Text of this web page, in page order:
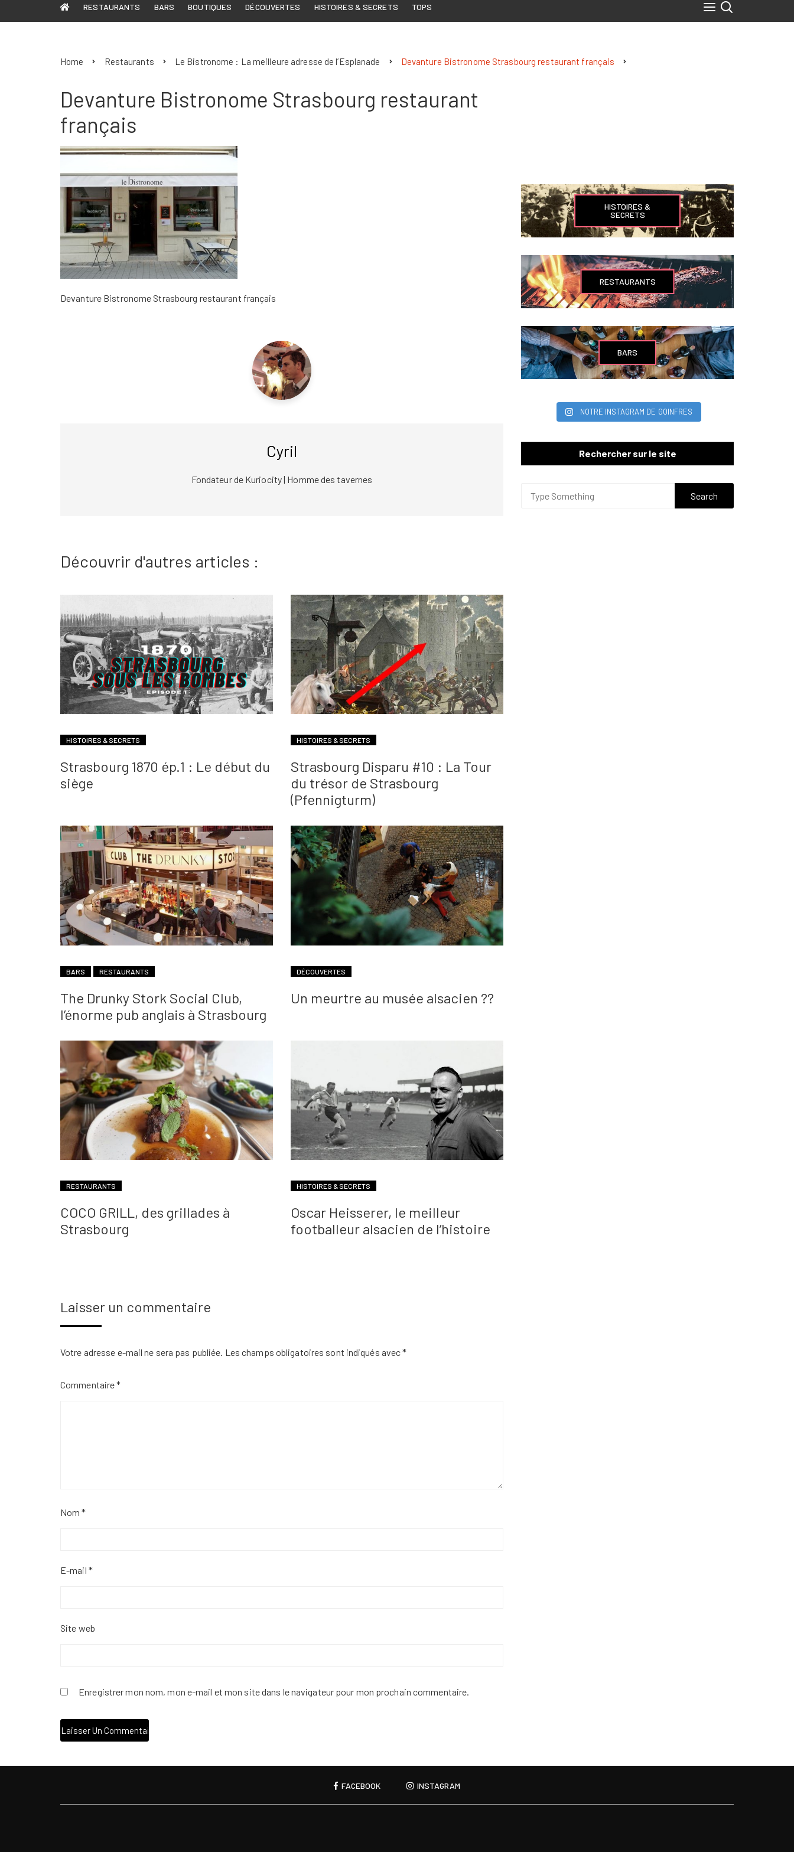
RESTAURANTS BARS BOUTIQUES DÉCOUVERTES HISTOIRES & SECRETS TOPS
Home Restaurants Le Bistronome : La meilleure adresse de l’Esplanade Devanture Bistronome Strasbourg restaurant français
Devanture Bistronome Strasbourg restaurant
français
Devanture Bistronome Strasbourg restaurant français
Cyril
Fondateur de Kuriocity | Homme des tavernes
Découvrir d'autres articles :
HISTOIRES & SECRETS
Strasbourg 1870 ép.1 : Le début du
siège
HISTOIRES & SECRETS
Strasbourg Disparu #10 : La Tour
du trésor de Strasbourg
(Pfennigturm)
BARS RESTAURANTS
The Drunky Stork Social Club,
l’énorme pub anglais à Strasbourg
DÉCOUVERTES
Un meurtre au musée alsacien ??
RESTAURANTS
COCO GRILL, des grillades à
Strasbourg
HISTOIRES & SECRETS
Oscar Heisserer, le meilleur
footballeur alsacien de l’histoire
Laisser un commentaire
Votre adresse e-mail ne sera pas publiée. Les champs obligatoires sont indiqués avec*
Commentaire*
Nom*
E-mail *
Site web
Enregistrer mon nom, mon e-mail et mon site dans le navigateur pour mon prochain commentaire.
HISTOIRES &
SECRETS
RESTAURANTS
BARS
NOTRE INSTAGRAM DE GOINFRES
Rechercher sur le site
FACEBOOK INSTAGRAM